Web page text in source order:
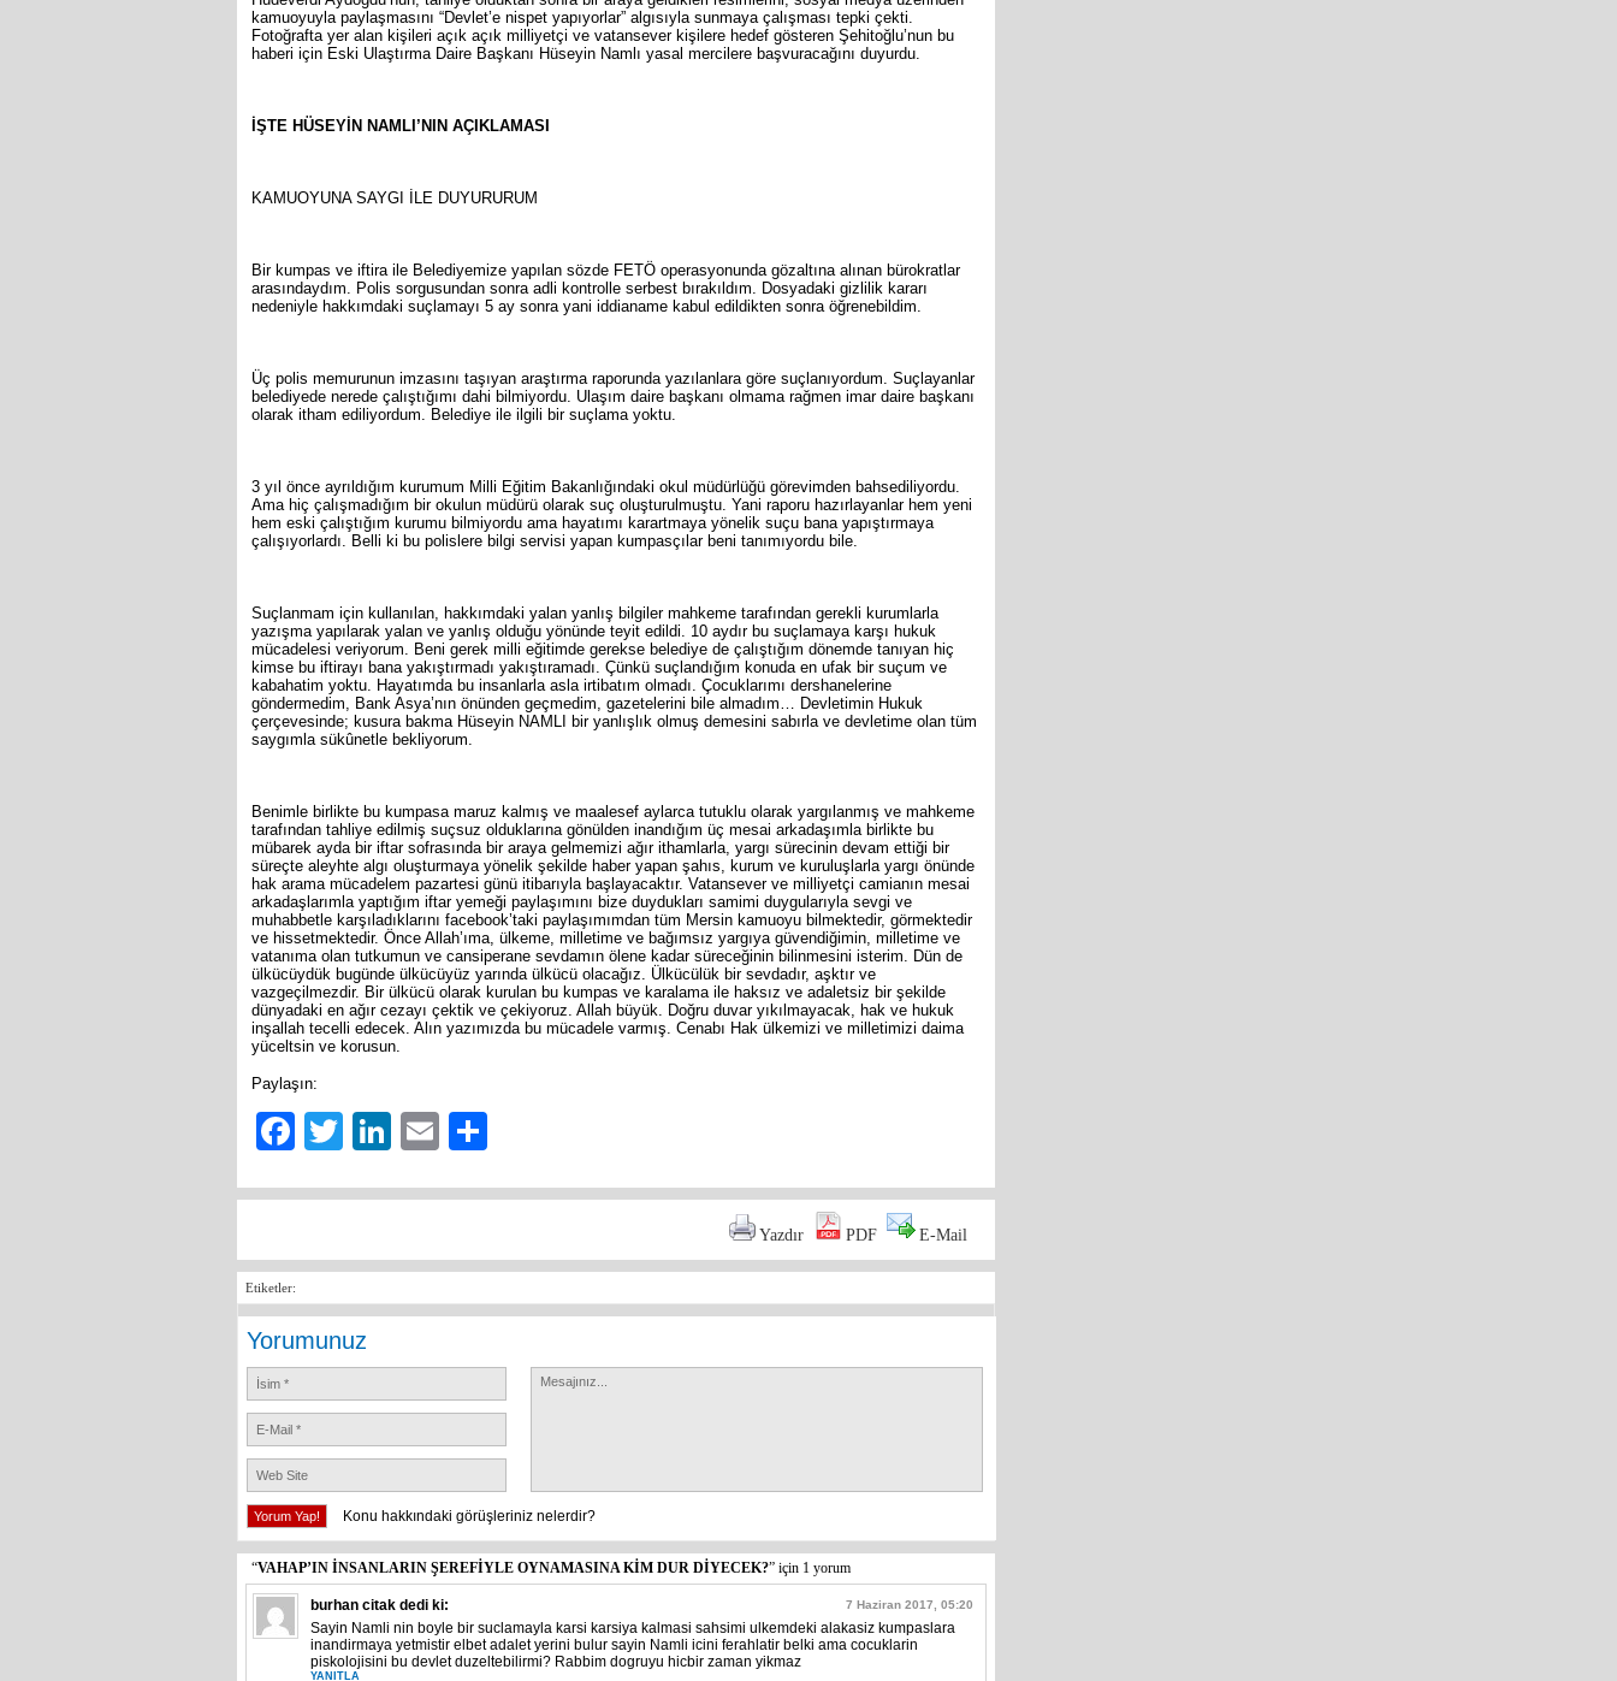
kamuoyuyla paylaşmasını “Devlet’e nispet yapıyorlar” algısıyla sunmaya çalışması tepki çekti.
Fotoğrafta yer alan kişileri açık açık milliyetçi ve vatansever kişilere hedef gösteren Şehitoğlu’nun bu
haberi için Eski Ulaştırma Daire Başkanı Hüseyin Namlı yasal mercilere başvuracağını duyurdu.
İŞTE HÜSEYİN NAMLI’NIN AÇIKLAMASI
KAMUOYUNA SAYGI İLE DUYURURUM
Bir kumpas ve iftira ile Belediyemize yapılan sözde FETÖ operasyonunda gözaltına alınan bürokratlar
arasındaydım. Polis sorgusundan sonra adli kontrolle serbest bırakıldım. Dosyadaki gizlilik kararı
nedeniyle hakkımdaki suçlamayı 5 ay sonra yani iddianame kabul edildikten sonra öğrenebildim.
Üç polis memurunun imzasını taşıyan araştırma raporunda yazılanlara göre suçlanıyordum. Suçlayanlar
belediyede nerede çalıştığımı dahi bilmiyordu. Ulaşım daire başkanı olmama rağmen imar daire başkanı
olarak itham ediliyordum. Belediye ile ilgili bir suçlama yoktu.
3 yıl önce ayrıldığım kurumum Milli Eğitim Bakanlığındaki okul müdürlüğü görevimden bahsediliyordu.
Ama hiç çalışmadığım bir okulun müdürü olarak suç oluşturulmuştu. Yani raporu hazırlayanlar hem yeni
hem eski çalıştığım kurumu bilmiyordu ama hayatımı karartmaya yönelik suçu bana yapıştırmaya
çalışıyorlardı. Belli ki bu polislere bilgi servisi yapan kumpasçılar beni tanımıyordu bile.
Suçlanmam için kullanılan, hakkımdaki yalan yanlış bilgiler mahkeme tarafından gerekli kurumlarla
yazışma yapılarak yalan ve yanlış olduğu yönünde teyit edildi. 10 aydır bu suçlamaya karşı hukuk
mücadelesi veriyorum. Beni gerek milli eğitimde gerekse belediye de çalıştığım dönemde tanıyan hiç
kimse bu iftirayı bana yakıştırmadı yakıştıramadı. Çünkü suçlandığım konuda en ufak bir suçum ve
kabahatim yoktu. Hayatımda bu insanlarla asla irtibatım olmadı. Çocuklarımı dershanelerine
göndermedim, Bank Asya’nın önünden geçmedim, gazetelerini bile almadım… Devletimin Hukuk
çerçevesinde; kusura bakma Hüseyin NAMLI bir yanlışlık olmuş demesini sabırla ve devletime olan tüm
saygımla sükûnetle bekliyorum.
Benimle birlikte bu kumpasa maruz kalmış ve maalesef aylarca tutuklu olarak yargılanmış ve mahkeme
tarafından tahliye edilmiş suçsuz olduklarına gönülden inandığım üç mesai arkadaşımla birlikte bu
mübarek ayda bir iftar sofrasında bir araya gelmemizi ağır ithamlarla, yargı sürecinin devam ettiği bir
süreçte aleyhte algı oluşturmaya yönelik şekilde haber yapan şahıs, kurum ve kuruluşlarla yargı önünde
hak arama mücadelem pazartesi günü itibarıyla başlayacaktır. Vatansever ve milliyetçi camianın mesai
arkadaşlarımla yaptığım iftar yemeği paylaşımını bize duydukları samimi duygularıyla sevgi ve
muhabbetle karşıladıklarını facebook’taki paylaşımımdan tüm Mersin kamuoyu bilmektedir, görmektedir
ve hissetmektedir. Önce Allah’ıma, ülkeme, milletime ve bağımsız yargıya güvendiğimin, milletime ve
vatanıma olan tutkumun ve cansiperane sevdamın ölene kadar süreceğinin bilinmesini isterim. Dün de
ülkücüydük bugünde ülkücüyüz yarında ülkücü olacağız. Ülkücülük bir sevdadır, aşktır ve
vazgeçilmezdir. Bir ülkücü olarak kurulan bu kumpas ve karalama ile haksız ve adaletsiz bir şekilde
dünyadaki en ağır cezayı çektik ve çekiyoruz. Allah büyük. Doğru duvar yıkılmayacak, hak ve hukuk
inşallah tecelli edecek. Alın yazımızda bu mücadele varmış. Cenabı Hak ülkemizi ve milletimizi daima
yüceltsin ve korusun.
Paylaşın:
Facebook
TwitterLinkedIn
Email
Yazdır PDF E-Mail
Etiketler:
Yorumunuz
Konu hakkındaki görüşleriniz nelerdir?
“VAHAP’IN İNSANLARIN ŞEREFİYLE OYNAMASINA KİM DUR DİYECEK?” için 1 yorum
burhan citak dedi ki: 7 Haziran 2017, 05:20
Sayin Namli nin boyle bir suclamayla karsi karsiya kalmasi sahsimi ulkemdeki alakasiz kumpaslara
inandirmaya yetmistir elbet adalet yerini bulur sayin Namli icini ferahlatir belki ama cocuklarin
piskolojisini bu devlet duzeltebilirmi? Rabbim dogruyu hicbir zaman yikmaz
YANITLA